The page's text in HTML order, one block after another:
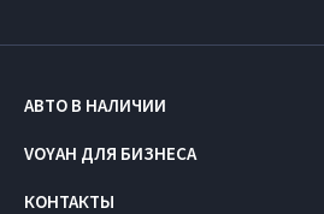
АВТО В НАЛИЧИИ
VOYAH ДЛЯ БИЗНЕСА
КОНТАКТЫ